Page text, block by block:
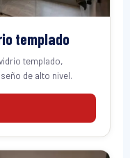
templado
templado,
de alto nivel.